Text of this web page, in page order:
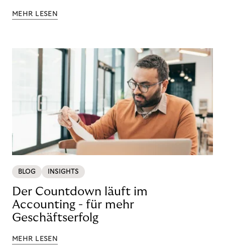
MEHR LESEN
BLOG INSIGHTS
Der Countdown läuft im
Accounting - für mehr
Geschäftserfolg
MEHR LESEN